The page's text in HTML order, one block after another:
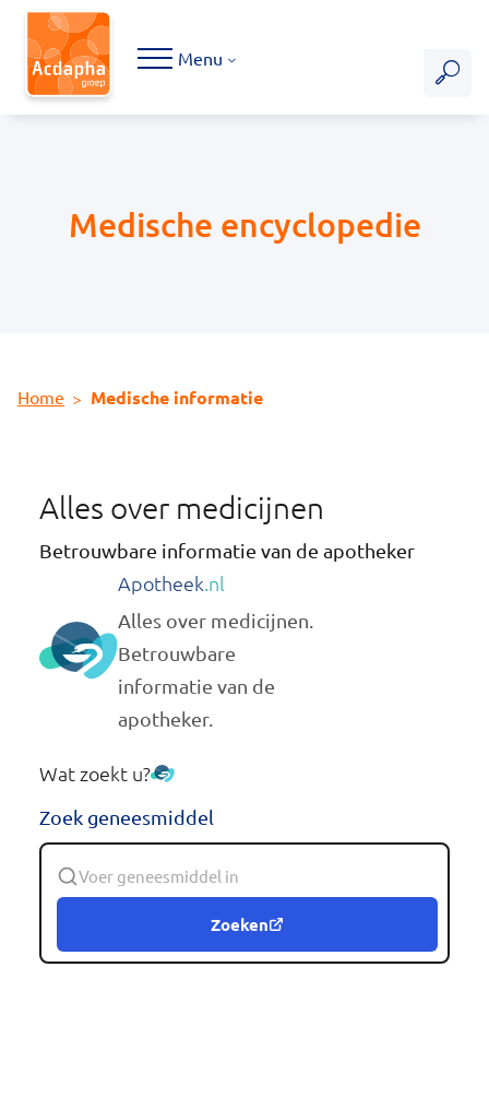
Hoofdmenu
Menu
Home Medische informatie
Medische encyclopedie
Alles over medicijnen
Betrouwbare informatie van de apotheker
Apotheek.nl
Alles over medicijnen.
Betrouwbare
informatie van de
apotheker.
Wat zoekt u?
Zoek geneesmiddel
Zoeken